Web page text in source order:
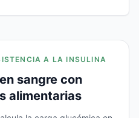
A LA INSULINA
sangre con
alimentarias